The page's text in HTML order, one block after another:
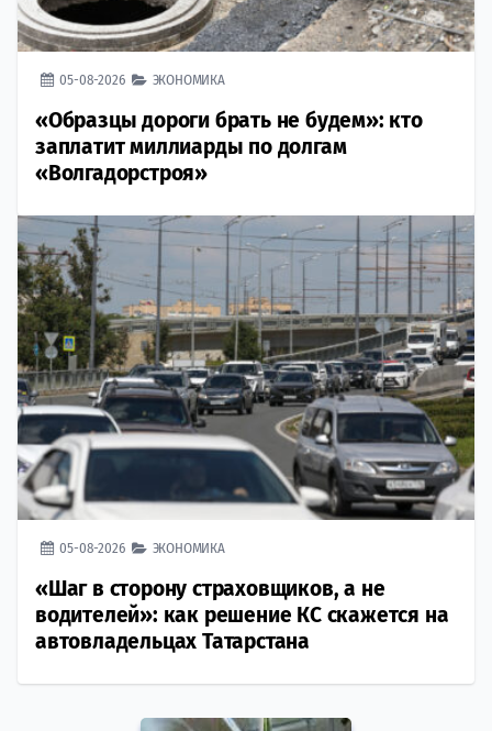
05-08-2026 ЭКОНОМИКА
«Образцы дороги брать не будем»: кто
заплатит миллиарды по долгам
«Волгадорстроя»
05-08-2026 ЭКОНОМИКА
«Шаг в сторону страховщиков, а не
водителей»: как решение КС скажется на
автовладельцах Татарстана